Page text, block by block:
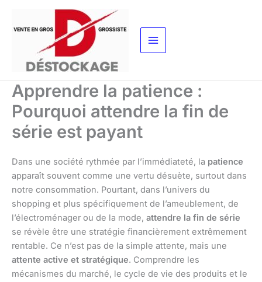
contenu
Apprendre la patience :
Pourquoi attendre la fin de
série est payant
Dans une société rythmée par l’immédiateté, la patience
apparaît souvent comme une vertu désuète, surtout dans
notre consommation. Pourtant, dans l’univers du
shopping et plus spécifiquement de l’ameublement, de
l’électroménager ou de la mode, attendre la fin de série
se révèle être une stratégie financièrement extrêmement
rentable. Ce n’est pas de la simple attente, mais une
attente active et stratégique. Comprendre les
mécanismes du marché, le cycle de vie des produits et le